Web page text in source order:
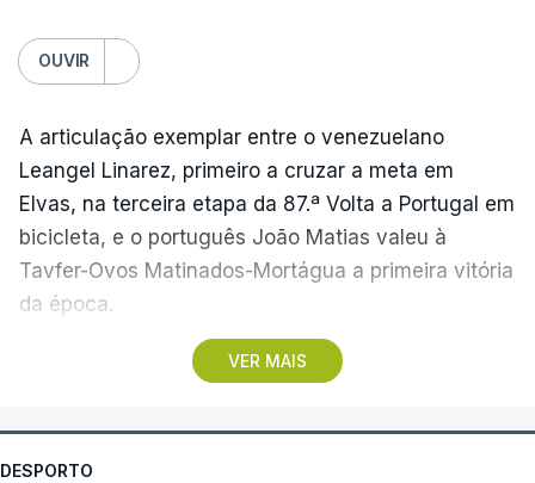
OUVIR
VER MAIS
A articulação exemplar entre o venezuelano
Leangel Linarez, primeiro a cruzar a meta em
Elvas, na terceira etapa da 87.ª Volta a Portugal em
bicicleta, e o português João Matias valeu à
Tavfer-Ovos Matinados-Mortágua a primeira vitória
da época.
Discreta nas chegadas ao Palácio Nacional de
feira, a equipa dirigida por Gustavo Veloso
apresentou a sua melhor versão nos derradeiros
DESPORTO